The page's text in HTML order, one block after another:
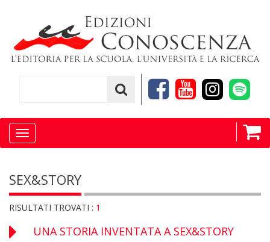
Toggle
navigation
SEX&STORY
RISULTATI TROVATI : 1
UNA STORIA INVENTATA A SEX&STORY